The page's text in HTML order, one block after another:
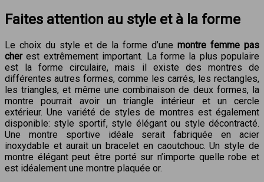
Faites attention au style et à la forme
Le choix du style et de la forme d’une montre femme pas
cherest extrêmement important. La forme la plus populaire
est la forme circulaire, mais il existe des montres de
différentes autres formes, comme les carrés, les rectangles,
les triangles, et même une combinaison de deux formes, la
montre pourrait avoir un triangle intérieur et un cercle
extérieur. Une variété de styles de montres est également
disponible: style sportif, style élégant ou style décontracté.
Une montre sportive idéale serait fabriquée en acier
inoxydable et aurait un bracelet en caoutchouc. Un style de
montre élégant peut être porté sur n’importe quelle robe et
est idéalement une montre plaquée or.